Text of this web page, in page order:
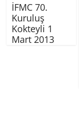
İFMC 70.
Kuruluş
Kokteyli 1
Mart 2013